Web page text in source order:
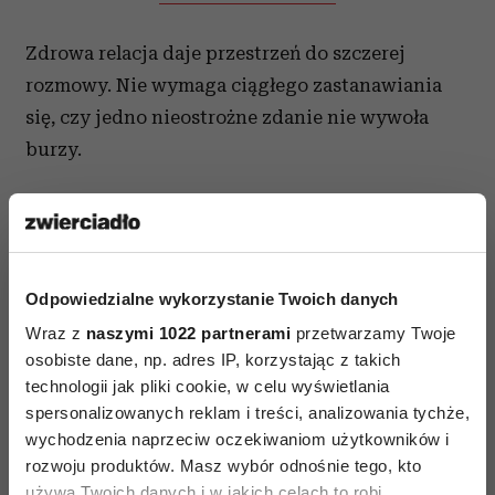
Odpowiedzialne wykorzystanie Twoich danych
Wraz z naszymi 1022 partnerami przetwarzamy Twoje
osobiste dane, np. adres IP, korzystając z takich
technologii jak pliki cookie, w celu wyświetlania
spersonalizowanych reklam i treści, analizowania tychże,
wychodzenia naprzeciw oczekiwaniom użytkowników i
rozwoju produktów. Masz wybór odnośnie tego, kto
Zdrowa relacja daje przestrzeń do szczerej
rozmowy. Nie wymaga ciągłego zastanawiania
się, czy jedno nieostrożne zdanie nie wywoła
burzy.
4. Kontrola jest przedstawiana
jako troska
Na początku może wydawać się niewinna.
Partner chce wiedzieć, gdzie jesteś. Prosi o hasło
do telefonu. Nie przepada za twoimi znajomymi
i przekonuje, że spędzanie czasu tylko we dwoje
będzie dla was lepsze. Stopniowo jednak takich
ograniczeń robi się coraz więcej.